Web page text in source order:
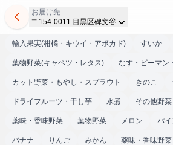
お届け先
〒154-0011 目黒区碑文谷
輸入果実(柑橘・キウイ・アボカド) すいか
葉物野菜(キャベツ・レタス) なす・ピーマ
カット野菜・もやし・スプラウト きのこ
ドライフルーツ・干し芋 水煮 その他野菜
薬味・香味野菜 葉物野菜 メロン パ
バナナ りんご みかん 薬味・香味野